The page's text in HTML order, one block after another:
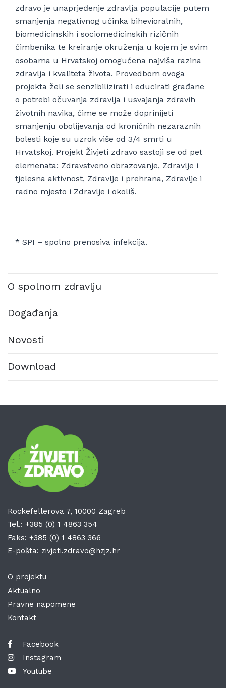
O spolnom zdravlju
Događanja
Novosti
Download
zdravo je unaprjeđenje zdravlja populacije putem
smanjenja negativnog učinka bihevioralnih,
biomedicinskih i sociomedicinskih rizičnih
čimbenika te kreiranje okruženja u kojem je svim
osobama u Hrvatskoj omogućena najviša razina
zdravlja i kvaliteta života. Provedbom ovoga
projekta želi se senzibilizirati i educirati građane
o potrebi očuvanja zdravlja i usvajanja zdravih
životnih navika, čime se može doprinijeti
smanjenju obolijevanja od kroničnih nezaraznih
bolesti koje su uzrok više od 3/4 smrti u
Hrvatskoj. Projekt Živjeti zdravo sastoji se od pet
elemenata: Zdravstveno obrazovanje, Zdravlje i
tjelesna aktivnost, Zdravlje i prehrana, Zdravlje i
radno mjesto i Zdravlje i okoliš.
* SPI – spolno prenosiva infekcija.
Rockefellerova 7, 10000 Zagreb
Tel.: +385 (0) 1 4863 354
Faks: +385 (0) 1 4863 366
E-pošta: zivjeti.zdravo@hzjz.hr
O projektu
Aktualno
Pravne napomene
Kontakt
Facebook
Instagram
Youtube